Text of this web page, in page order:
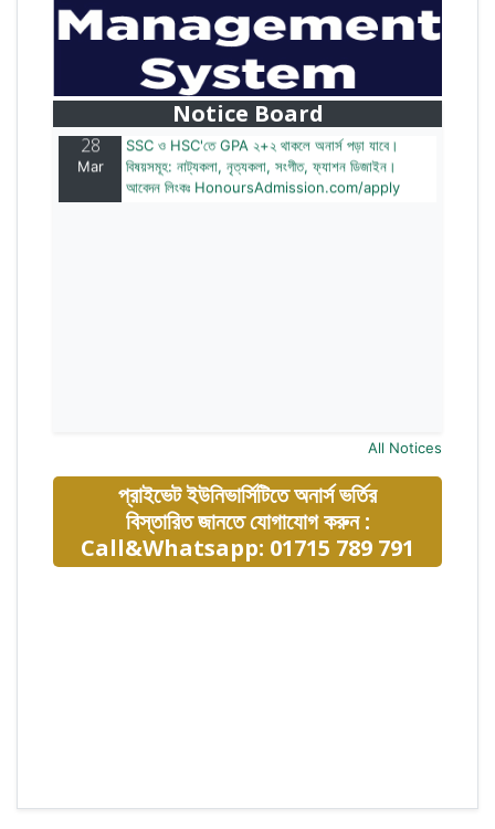
Notice Board
বাজেটের মধ্যে প্রাইভেট ইউনিভার্সিটিতে অনার্স পড়ার সুযোগ।
২০টির অধিক বিষয়, ৪ বছরে মোট খরচ ২ লক্ষ থেকে ৫ লক্ষ টাকা।
আবেদন লিংকঃ HonoursAdmission.com/apply
28
Mar
SSC ও HSC'তে GPA ২+২ থাকলে অনার্স পড়া যাবে।
বিষয়সমূহ: নাট্যকলা, নৃত্যকলা, সংগীত, ফ্যাশন ডিজাইন।
আবেদন লিংকঃ HonoursAdmission.com/apply
All Notices
প্রাইভেট ইউনিভার্সিটিতে অনার্স ভর্তির
বিস্তারিত জানতে যোগাযোগ করুন :
Call&Whatsapp: 01715 789 791